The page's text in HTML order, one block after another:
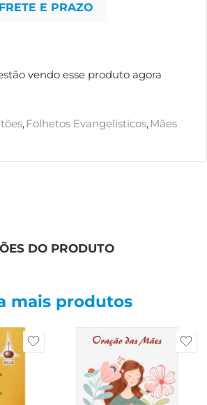
E PRAZO
vendo esse produto agora
,Folhetos Evangelísticos,Mães
DO PRODUTO
mais produtos